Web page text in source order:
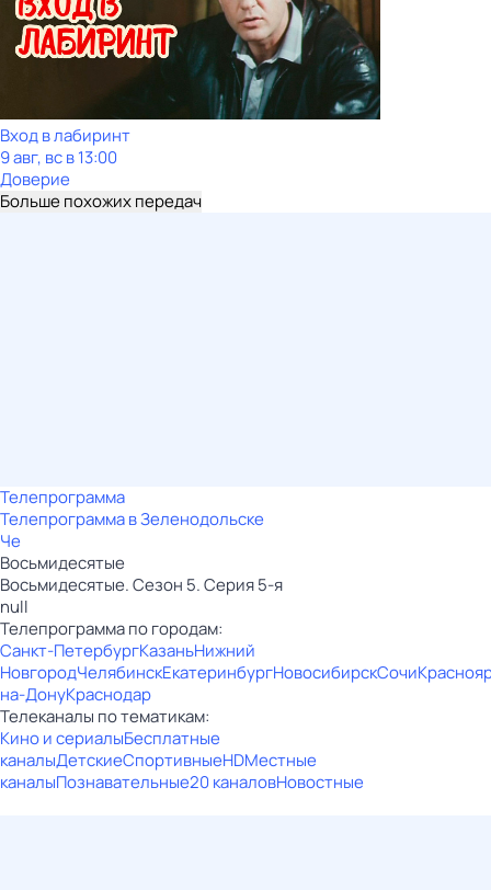
Вход в лабиринт
9 авг, вс в 13:00
Доверие
Больше похожих передач
Телепрограмма
Телепрограмма в Зеленодольске
Че
Восьмидесятые
Восьмидесятые. Сезон 5. Серия 5-я
null
Телепрограмма по городам:
Санкт-ПетербургКазаньНижний
НовгородЧелябинскЕкатеринбургНовосибирскСочи
на-ДонуКраснодар
Телеканалы по тематикам:
Кино и сериалыБесплатные
каналыДетскиеСпортивныеHDМестные
каналыПознавательные20 каналовНовостные